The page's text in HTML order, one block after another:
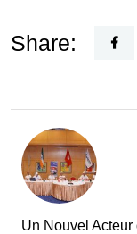
Share:
Un Nouvel